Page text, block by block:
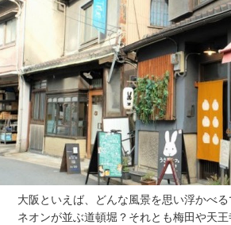
大阪といえば、どんな風景を思い浮かべ
ネオンが並ぶ道頓堀？それとも梅田や天王